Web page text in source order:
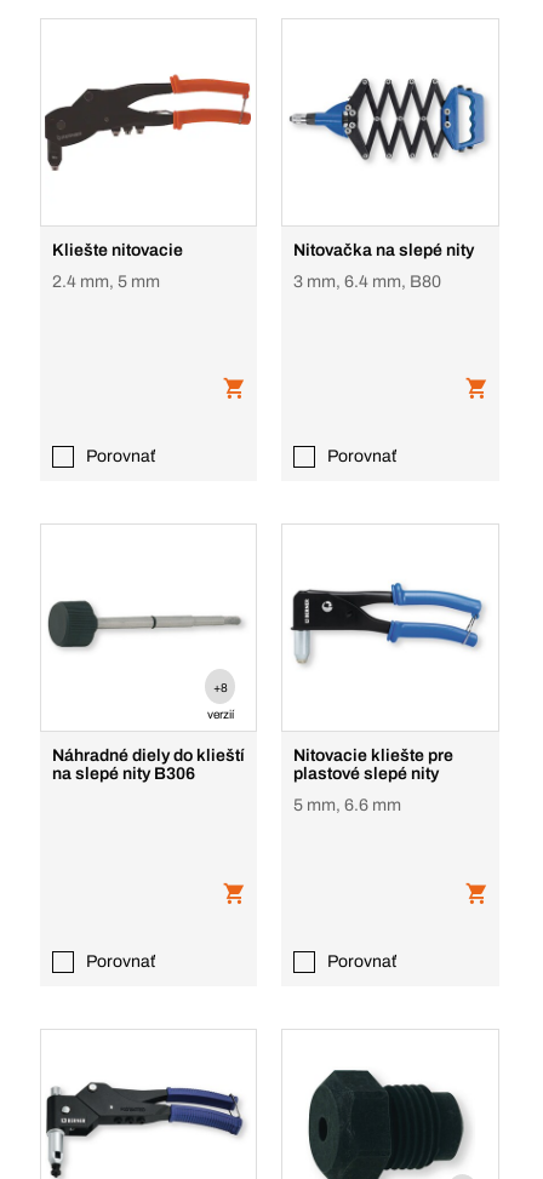
Kliešte nitovacie
2.4 mm, 5 mm
Porovnať
Nitovačka na slepé nity
3 mm, 6.4 mm, B80
Porovnať
+8
verzií
Náhradné diely do klieští
na slepé nity B306
Porovnať
Nitovacie kliešte pre
plastové slepé nity
5 mm, 6.6 mm
Porovnať